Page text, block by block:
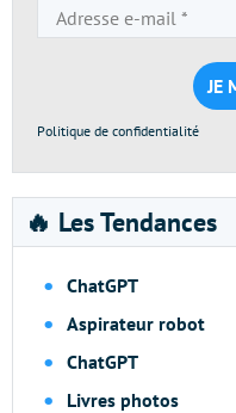
Politique de confidentialité
🔥 Les Tendances
ChatGPT
Aspirateur robot
ChatGPT
Livres photos